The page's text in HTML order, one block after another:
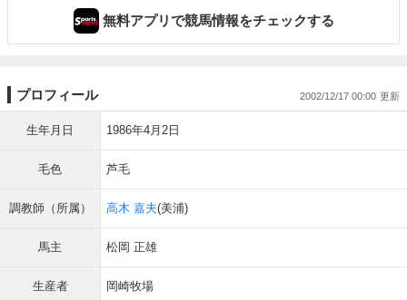
無料アプリで競馬情報をチェックする
プロフィール 2002/12/17 00:00
生年月日 1986年4月2日
毛色 芦毛
調教師（所属） 高木 嘉夫(美浦)
馬主 松岡 正雄
生産者 岡崎牧場